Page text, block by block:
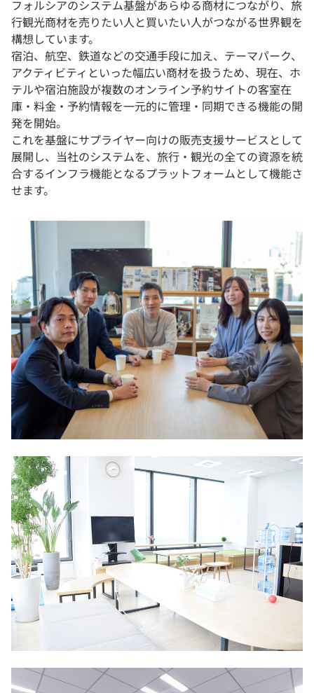
フォルシアのシステム基盤があらゆる商材につながり、旅
行観光商材を売りたい人と買いたい人がつながる世界観を
構想しています。
宿泊、航空、鉄道などの交通手段に加え、テーマパーク、
アクティビティといった幅広い商材を扱うため、現在、ホ
テルや宿泊施設が複数のオンライン予約サイトの客室在
庫・料金・予約情報を一元的に管理・同期できる機能の開
発を開始。
これを基盤にサプライヤー向けの販売支援サービスとして
展開し、当社のシステムを、旅行・観光の全ての資源を統
合するインフラ機能となるプラットフォームとして機能さ
せます。